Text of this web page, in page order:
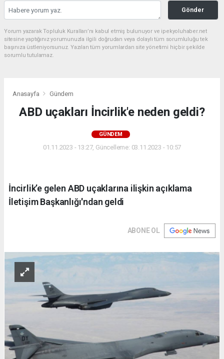
Gönder
Yorum yazarak Topluluk Kuralları’nı kabul etmiş bulunuyor ve ipekyoluhaber.net
sitesine yaptığınız yorumunuzla ilgili doğrudan veya dolaylı tüm sorumluluğu tek
başınıza üstleniyorsunuz. Yazılan tüm yorumlardan site yönetimi hiçbir şekilde
sorumlu tutulamaz.
Anasayfa Gündem
ABD uçakları İncirlik'e neden geldi?
GÜNDEM
01.11.2023 - 13:27, Güncelleme: 03.11.2023 - 10:57
İncirlik’e gelen ABD uçaklarına ilişkin açıklama
İletişim Başkanlığı'ndan geldi
ABONE OL